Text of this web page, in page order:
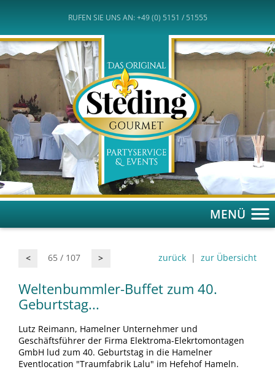
RUFEN SIE UNS AN: +49 (0) 5151 / 51555
MENÜ
< 65 / 107 > zurück | zur Übersicht
Weltenbummler-Buffet zum 40.
Geburtstag...
Lutz Reimann, Hamelner Unternehmer und
Geschäftsführer der Firma Elektroma-Elekrtomontagen
GmbH lud zum 40. Geburtstag in die Hamelner
Eventlocation "Traumfabrik Lalu" im Hefehof Hameln.